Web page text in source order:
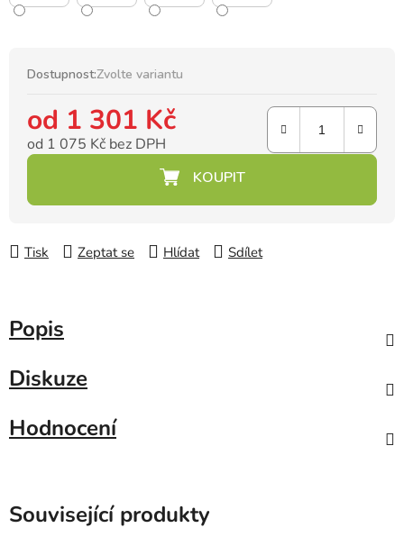
Dostupnost:Zvolte variantu
od 1 301 Kč
od 1 075 Kč bez DPH
Tisk Zeptat se Hlídat Sdílet
Popis
Diskuze
Hodnocení
Související produkty